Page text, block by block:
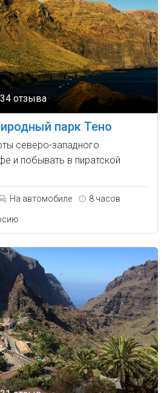
34 отзыва
парк Тено
северо-западного
и побывать в пиратской
На автомобиле 8 часов